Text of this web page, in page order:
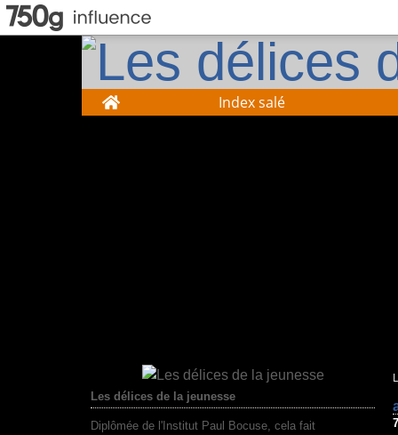
Home Index salé
Les délices de la jeunesse
Diplômée de l'Institut Paul Bocuse, cela fait